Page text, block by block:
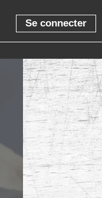
Se connecter